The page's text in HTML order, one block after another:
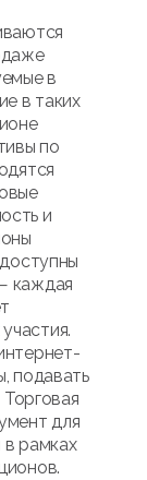
в
в таких
по
и
каждая
подавать
Торговая
для
в рамках